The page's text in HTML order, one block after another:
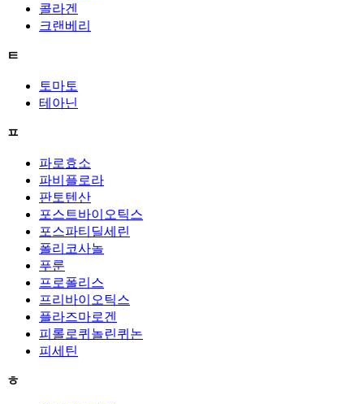
콜라겐
크랜베리
ㅌ
토마토
테아닌
ㅍ
파로효소
파비플로라
판토텐산
포스트바이오틱스
포스파티딜세린
폴리코사놀
푸룬
프로폴리스
프리바이오틱스
플라즈마로겐
피롤로퀴놀린퀴논
피세틴
ㅎ